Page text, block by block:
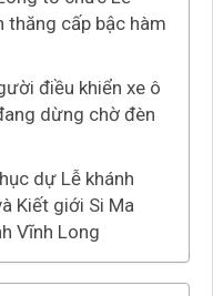
thăng cấp bậc hàm
điều khiển xe ô
dừng chờ đèn
dự Lễ khánh
Kiết giới Si Ma
Vĩnh Long